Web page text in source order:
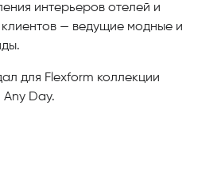
интерьеров отелей и
— ведущие модные и
для Flexform коллекции
Any Day.